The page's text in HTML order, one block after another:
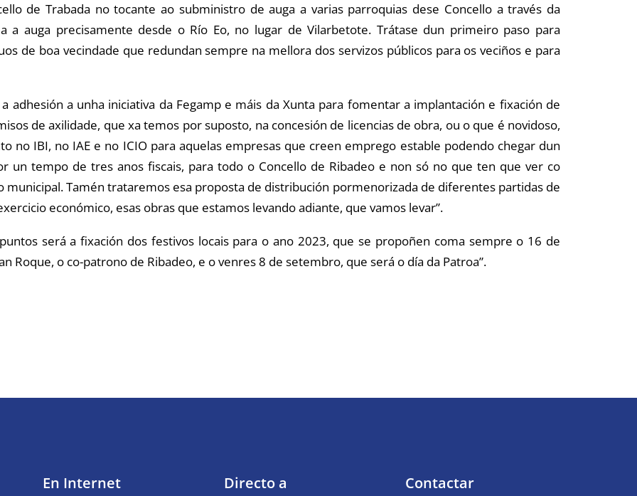
de Trabada no tocante ao subministro de auga a varias parroquias dese Concello a través da
a auga precisamente desde o Río Eo, no lugar de Vilarbetote. Trátase dun primeiro paso para
de boa vecindade que redundan sempre na mellora dos servizos públicos para os veciños e para
adhesión a unha iniciativa da Fegamp e máis da Xunta para fomentar a implantación e fixación de
de axilidade, que xa temos por suposto, na concesión de licencias de obra, ou o que é novidoso,
no IBI, no IAE e no ICIO para aquelas empresas que creen emprego estable podendo chegar dun
un tempo de tres anos fiscais, para todo o Concello de Ribadeo e non só no que ten que ver co
Tamén trataremos esa proposta de distribución pormenorizada de diferentes partidas de
económico, esas obras que estamos levando adiante, que vamos levar”.
será a fixación dos festivos locais para o ano 2023, que se propoñen coma sempre o 16 de
Roque, o co-patrono de Ribadeo, e o venres 8 de setembro, que será o día da Patroa”.
En Internet Directo a Contactar